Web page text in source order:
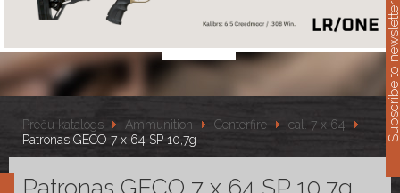
Preču katalogs Ammunition Centerfire
cal. 7 x 64
Patronas GECO 7 x 64 SP 10,7g
Patronas GECO 7 x 64 SP 10,7g
Subscribe